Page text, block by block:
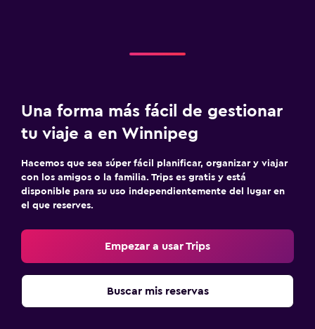
Una forma más fácil de gestionar
tu viaje a en Winnipeg
Hacemos que sea súper fácil planificar, organizar y viajar
con los amigos o la familia. Trips es gratis y está
disponible para su uso independientemente del lugar en
el que reserves.
Empezar a usar Trips
Buscar mis reservas